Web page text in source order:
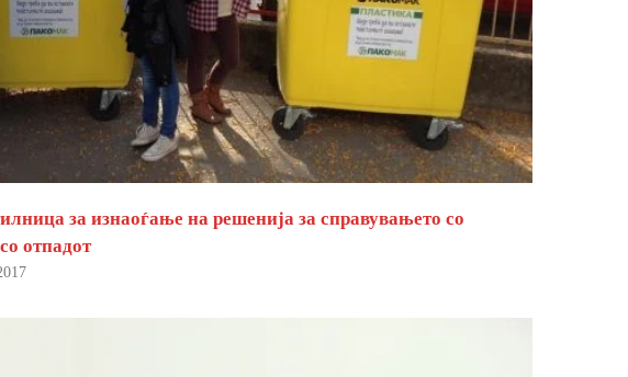
за изнаоѓање на решенија за справувањето со
отпадот